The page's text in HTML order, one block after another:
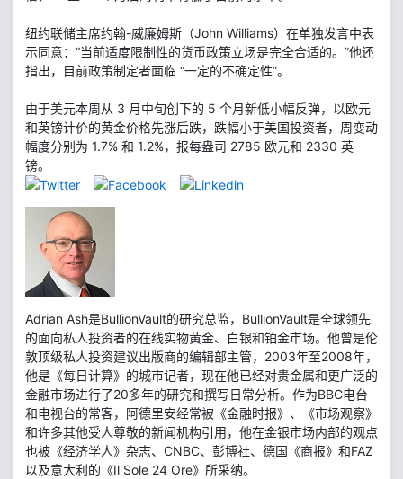
纽约联储主席约翰-威廉姆斯（John Williams）在单独发言中表
示同意：“当前适度限制性的货币政策立场是完全合适的。”他还
指出，目前政策制定者面临 “一定的不确定性”。
由于美元本周从 3 月中旬创下的 5 个月新低小幅反弹，以欧元
和英镑计价的黄金价格先涨后跌，跌幅小于美国投资者，周变动
幅度分别为 1.7% 和 1.2%，报每盎司 2785 欧元和 2330 英
镑。
Adrian Ash是BullionVault的研究总监，BullionVault是全球领先
的面向私人投资者的在线实物黄金、白银和铂金市场。他曾是伦
敦顶级私人投资建议出版商的编辑部主管，2003年至2008年，
他是《每日计算》的城市记者，现在他已经对贵金属和更广泛的
金融市场进行了20多年的研究和撰写日常分析。作为BBC电台
和电视台的常客，阿德里安经常被《金融时报》、《市场观察》
和许多其他受人尊敬的新闻机构引用，他在金银市场内部的观点
也被《经济学人》杂志、CNBC、彭博社、德国《商报》和FAZ
以及意大利的《Il Sole 24 Ore》所采纳。